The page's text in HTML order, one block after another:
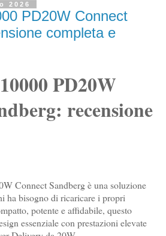
2026
PD20W Connect
completa e
PD20W
recensione
Connect Sandberg è una soluzione
ha bisogno di ricaricare i propri
potente e affidabile, questo
essenziale con prestazioni elevate